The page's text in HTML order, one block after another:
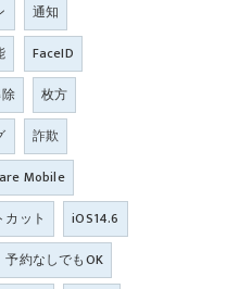
通知
FaceID
枚方
詐欺
Mobile
カット
iOS14.6
予約なしでもOK